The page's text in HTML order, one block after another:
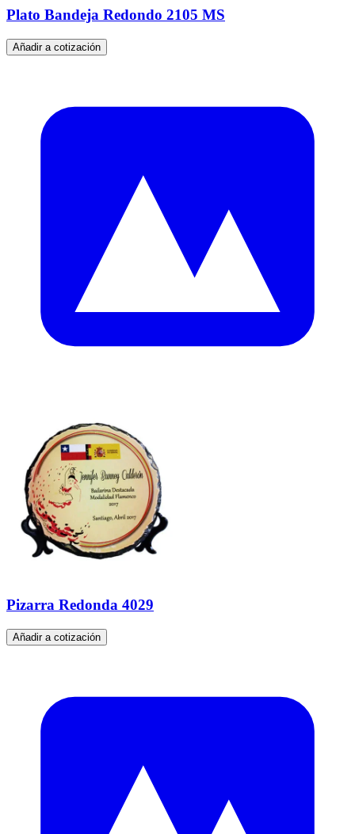
Plato Bandeja Redondo 2105 MS
Añadir a cotización
Pizarra Redonda 4029
Añadir a cotización